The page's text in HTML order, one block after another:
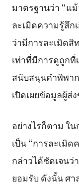
มาตรฐานว่า “แ
ละเมิดความรู้สึก
ว่ามีการละเมิด
เท่าที่มีการดูถูกที่
สนับสนุนคำพิพา
เปิดเผยข้อมูลผู้ส่
อย่างไรก็ตาม ใ
เป็น “การละเมิ
กล่าวได้ชัดเจนว่
ยอมรับ ดังนั้น ศา